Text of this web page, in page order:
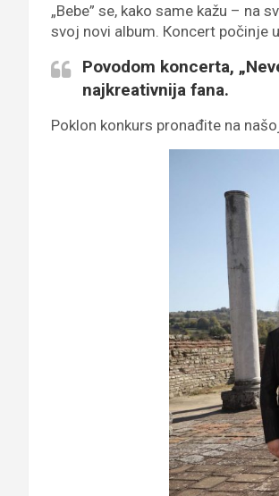
„Bebe” se, kako same kažu – na
svoj novi album. Кoncert počinje
Povodom koncerta,
najkreativnija fana.
Poklon konkurs pronađite na